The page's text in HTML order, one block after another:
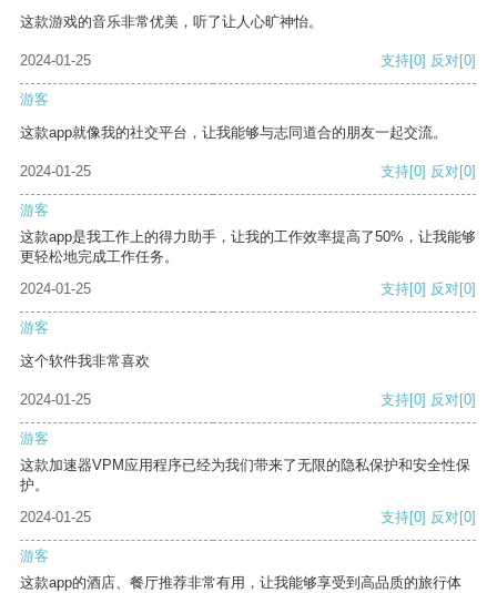
这款游戏的音乐非常优美，听了让人心旷神怡。
2024-01-25 支持[0] 反对[0]
游客
这款app就像我的社交平台，让我能够与志同道合的朋友一起交流。
2024-01-25 支持[0] 反对[0]
游客
这款app是我工作上的得力助手，让我的工作效率提高了50%，让我能够
更轻松地完成工作任务。
2024-01-25
支持[0] 反对[0]
游客
这个软件我非常喜欢
2024-01-25 支持[0] 反对[0]
游客
这款加速器VPM应用程序已经为我们带来了无限的隐私保护和安全性保
护。
2024-01-25
支持[0] 反对[0]
游客
这款app的酒店、餐厅推荐非常有用，让我能够享受到高品质的旅行体